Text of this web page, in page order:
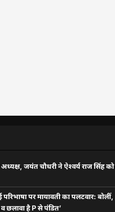
अध्यक्ष, जयंत चौधरी ने ऐश्वर्य राज सिंह को
पर मायावती का पलटवार: बोलीं,
छलावा है P से पंडित’